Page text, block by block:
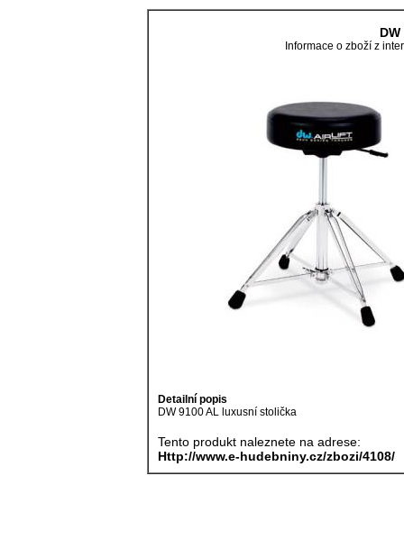
Informace o zboží z
Detailní popis
DW 9100 AL luxusní stolička
Tento produkt naleznete na adrese:
Http://www.e-hudebniny.cz/zbozi/4108/